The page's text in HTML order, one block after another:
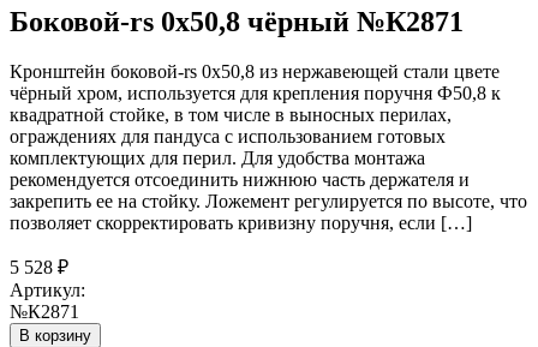
Боковой-rs 0х50,8 чёрный №К2871
Кронштейн боковой-rs 0х50,8 из нержавеющей стали цвете
чёрный хром, используется для крепления поручня Ф50,8 к
квадратной стойке, в том числе в выносных перилах,
ограждениях для пандуса с использованием готовых
комплектующих для перил. Для удобства монтажа
рекомендуется отсоединить нижнюю часть держателя и
закрепить ее на стойку. Ложемент регулируется по высоте, что
позволяет скорректировать кривизну поручня, если […]
5 528 ₽
Артикул:
№К2871
В корзину